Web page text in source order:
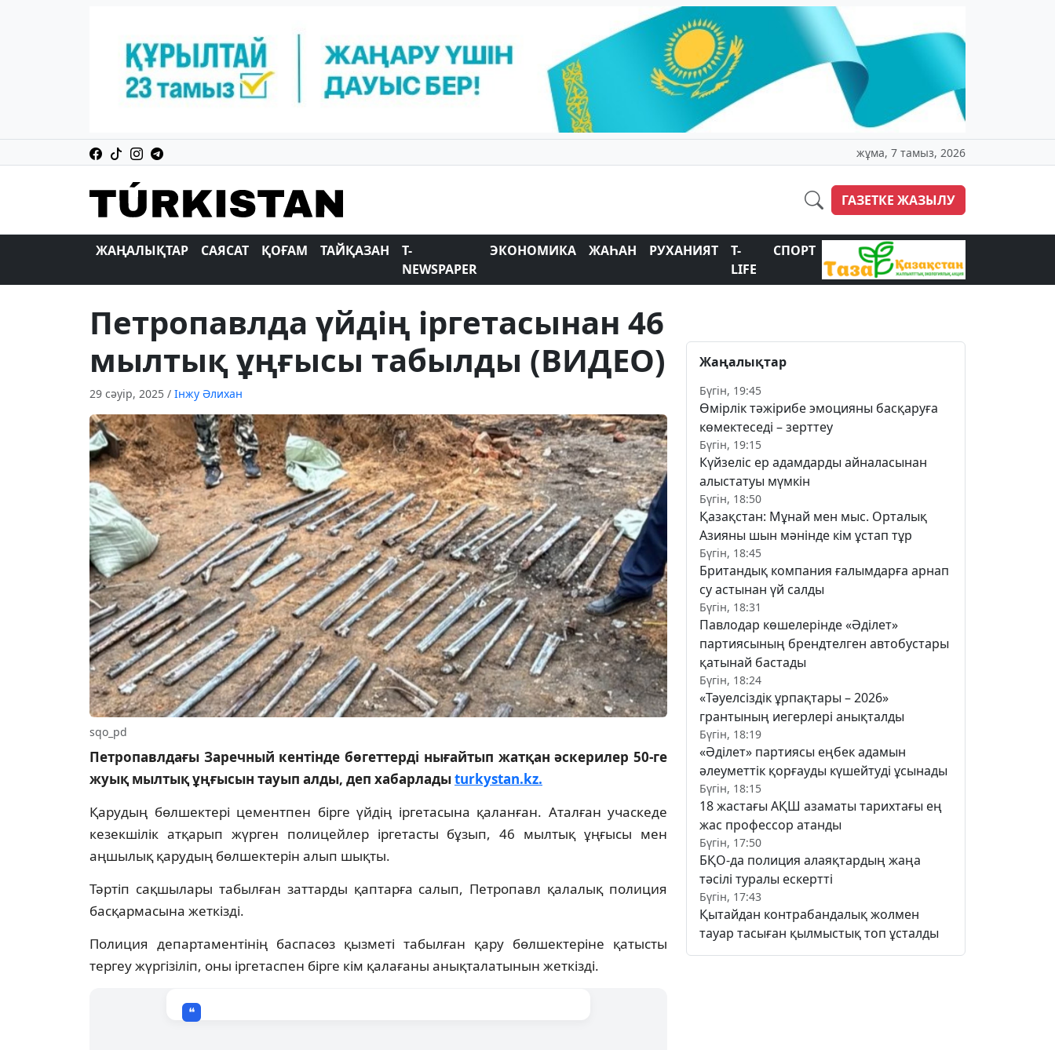
жұма, 7 тамыз, 2026
ГАЗЕТКЕ ЖАЗЫЛУ
ЖАҢАЛЫҚТАР САЯСАТ ҚОҒАМ ТАЙҚАЗАН
T-
NEWSPAPER
ЭКОНОМИКА ЖАҺАН РУХАНИЯТ
T-
LIFE
СПОРТ
Петропавлда үйдің іргетасынан 46
мылтық ұңғысы табылды (ВИДЕО)
29 сәуір, 2025 / Інжу Әлихан
sqo_pd
Петропавлдағы Заречный кентінде бөгеттерді нығайтып жатқан әскерилер 50-ге
жуық мылтық ұңғысын тауып алды, деп хабарладыturkystan.kz.
Қарудың бөлшектері цементпен бірге үйдің іргетасына қаланған. Аталған учаскеде
кезекшілік атқарып жүрген полицейлер іргетасты бұзып, 46 мылтық ұңғысы мен
аңшылық қарудың бөлшектерін алып шықты.
Тәртіп сақшылары табылған заттарды қаптарға салып, Петропавл қалалық полиция
басқармасына жеткізді.
Полиция департаментінің баспасөз қызметі табылған қару бөлшектеріне қатысты
тергеу жүргізіліп, оны іргетаспен бірге кім қалағаны анықталатынын жеткізді.
Жаңалықтар
Бүгін, 19:45
Өмірлік тәжірибе эмоцияны басқаруға
көмектеседі – зерттеу
Бүгін, 19:15
Күйзеліс ер адамдарды айналасынан
алыстатуы мүмкін
Бүгін, 18:50
Қазақстан: Мұнай мен мыс. Орталық
Азияны шын мәнінде кім ұстап тұр
Бүгін, 18:45
Британдық компания ғалымдарға арнап
су астынан үй салды
Бүгін, 18:31
Павлодар көшелерінде «Әділет»
партиясының брендтелген автобустары
қатынай бастады
Бүгін, 18:24
«Тәуелсіздік ұрпақтары – 2026»
грантының иегерлері анықталды
Бүгін, 18:19
«Әділет» партиясы еңбек адамын
әлеуметтік қорғауды күшейтуді ұсынады
Бүгін, 18:15
18 жастағы АҚШ азаматы тарихтағы ең
жас профессор атанды
Бүгін, 17:50
БҚО-да полиция алаяқтардың жаңа
тәсілі туралы ескертті
Бүгін, 17:43
Қытайдан контрабандалық жолмен
тауар тасыған қылмыстық топ ұсталды